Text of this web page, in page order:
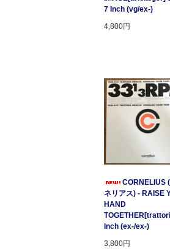
7 Inch (vg/ex-)
4,800円
CORNELIUS
ネリアス) - RAISE
HAND
Inch (ex-/ex-)
3,800円